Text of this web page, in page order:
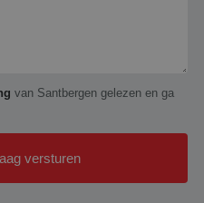
van Santbergen gelezen en ga
versturen